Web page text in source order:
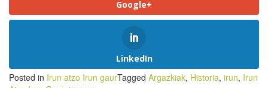
Google+
LinkedIn
Posted in Irun atzo Irun gaurTagged Argazkiak, Historia, irun, Irun